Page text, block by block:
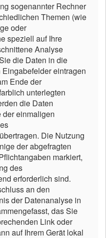
sogenannter Rechner
Themen (wie
oder
speziell auf Ihre
Analyse
die Daten in die
eintragen
Ende der
unterlegten
die Daten
einmaligen
Die Nutzung
der abgefragten
markiert,
des
erforderlich sind.
an den
der Datenanalyse in
das Sie
Link oder
auf Ihrem Gerät lokal